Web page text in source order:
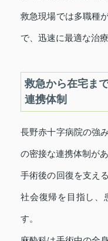
救急現場では多職種
で、迅速に最適な治
救急から在宅ま
連携体制
長野赤十字病院の強
の密接な連携体制があ
手術後の回復を支え
社会復帰を目指し、
す。